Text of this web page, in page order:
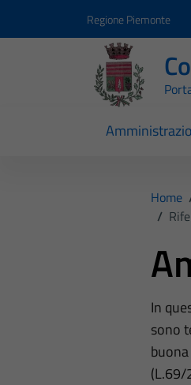
Regione Piemonte
Home
/
In
sono
(L.69/